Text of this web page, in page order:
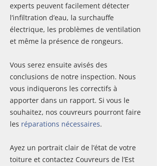
experts peuvent facilement détecter
l’infiltration d’eau, la surchauffe
électrique, les problèmes de ventilation
et même la présence de rongeurs.
Vous serez ensuite avisés des
conclusions de notre inspection. Nous
vous indiquerons les correctifs à
apporter dans un rapport. Si vous le
souhaitez, nos couvreurs pourront faire
les réparations nécessaires.
Ayez un portrait clair de l’état de votre
toiture et contactez Couvreurs de l’Est